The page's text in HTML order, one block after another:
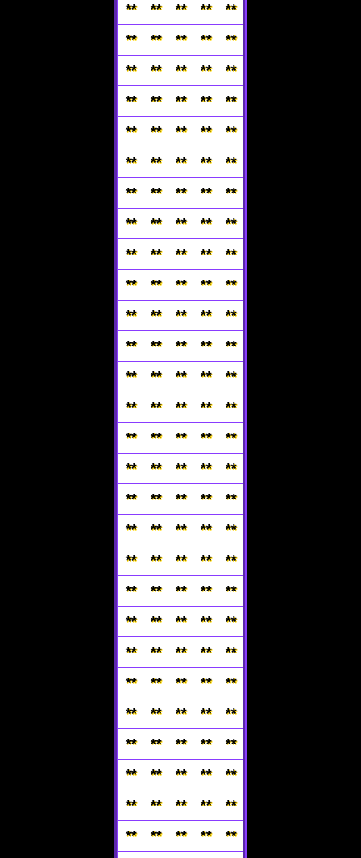
**
** ** **
**
**
** ** **
**
**
** ** **
**
**
** ** **
**
**
** ** **
**
**
** ** **
**
**
** ** **
**
**
** ** **
**
**
** ** **
**
**
** ** **
**
**
** ** **
**
**
** ** **
**
**
** ** **
**
**
** ** **
**
**
** ** **
**
**
** ** **
**
**
** ** **
**
**
** ** **
**
**
** ** **
**
**
** ** **
**
**
** ** **
**
**
** ** **
**
**
** ** **
**
**
** ** **
**
**
** ** **
**
**
** ** **
**
**
** ** **
**
**
** ** ** **